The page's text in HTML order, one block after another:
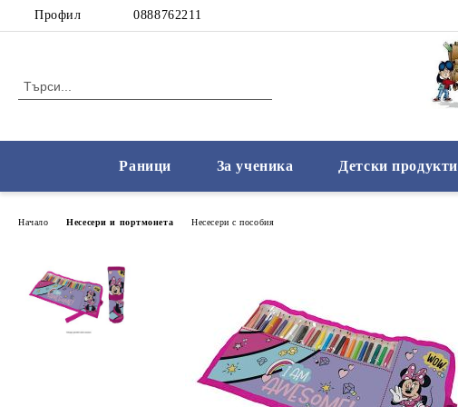
Профил 0888762211
Раници За ученика Детски продукти
Начало Несесери и портмонета Несесери с пособия